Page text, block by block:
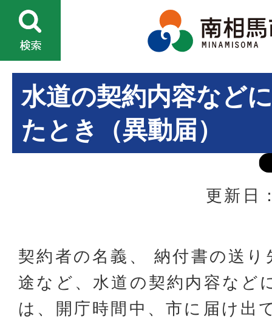
水道の契約内容など
たとき（異動届）
更新日
契約者の名義、 納付書の送り
途など、水道の契約内容など
は、開庁時間中、市に届け出